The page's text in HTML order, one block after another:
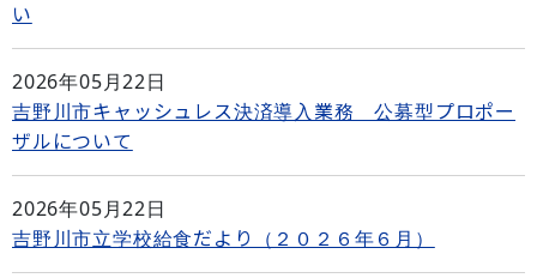
い
2026年05月22日
吉野川市キャッシュレス決済導入業務 公募型プロポー
ザルについて
2026年05月22日
吉野川市立学校給食だより（２０２６年６月）